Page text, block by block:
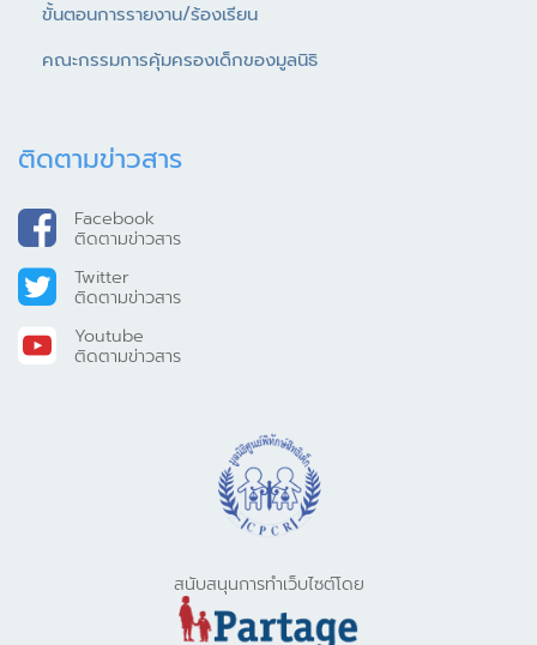
ขั้นตอนการรายงาน/ร้องเรียน
คณะกรรมการคุ้มครองเด็กของมูลนิธิ
ติดตามข่าวสาร
Facebook
ติดตามข่าวสาร
Twitter
ติดตามข่าวสาร
Youtube
ติดตามข่าวสาร
สนับสนุนการทำเว็บไซต์โดย